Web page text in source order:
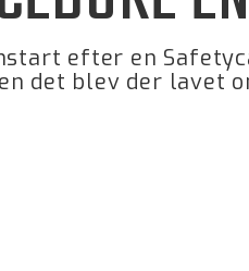
efter en
det blev der lavet